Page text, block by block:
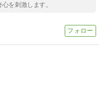
を刺激します。